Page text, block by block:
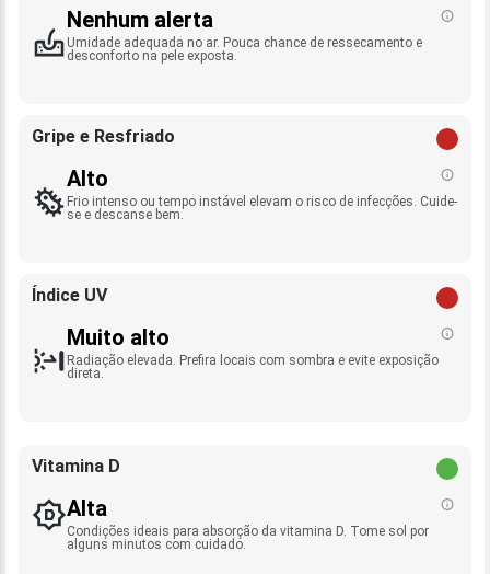
Nenhum alerta
Umidade adequada no ar. Pouca chance de ressecamento e
desconforto na pele exposta.
Gripe e Resfriado
Alto
Frio intenso ou tempo instável elevam o risco de infecções. Cuide-
se e descanse bem.
Índice UV
Muito alto
Radiação elevada. Prefira locais com sombra e evite exposição
direta.
Vitamina D
Alta
Condições ideais para absorção da vitamina D. Tome sol por
alguns minutos com cuidado.